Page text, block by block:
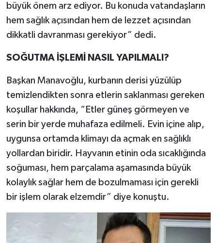
büyük önem arz ediyor. Bu konuda vatandaşların
hem sağlık açısından hem de lezzet açısından
dikkatli davranması gerekiyor” dedi.
SOĞUTMA İŞLEMİ NASIL YAPILMALI?
Başkan Manavoğlu, kurbanın derisi yüzülüp
temizlendikten sonra etlerin saklanması gereken
koşullar hakkında, “Etler güneş görmeyen ve
serin bir yerde muhafaza edilmeli. Evin içine alıp,
uygunsa ortamda klimayı da açmak en sağlıklı
yollardan biridir. Hayvanın etinin oda sıcaklığında
soğuması, hem parçalama aşamasında büyük
kolaylık sağlar hem de bozulmaması için gerekli
bir işlem olarak elzemdir” diye konuştu.